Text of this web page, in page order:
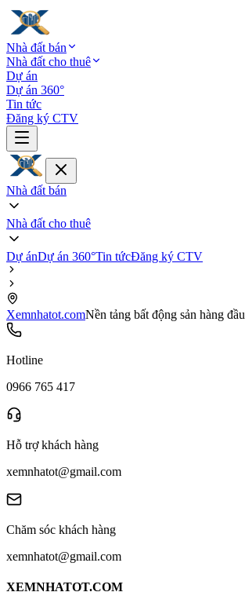
Nhà đất bán
Nhà đất cho thuê
Dự án
Dự án 360°
Tin tức
Đăng ký CTV
Nhà đất bán
Nhà đất cho thuê
Dự ánDự án 360°Tin tứcĐăng ký CTV
Xemnhatot.comNền tảng bất động sản hàng đầu
Hotline
0966 765 417
Hỗ trợ khách hàng
xemnhatot@gmail.com
Chăm sóc khách hàng
xemnhatot@gmail.com
XEMNHATOT.COM